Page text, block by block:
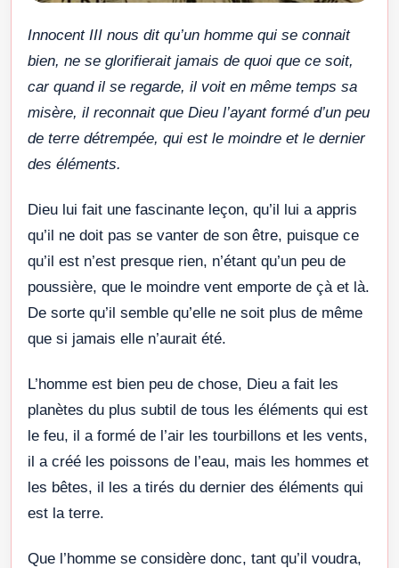
Innocent III nous dit qu’un homme qui se connait
bien, ne se glorifierait jamais de quoi que ce soit,
car quand il se regarde, il voit en même temps sa
misère, il reconnait que Dieu l’ayant formé d’un peu
de terre détrempée, qui est le moindre et le dernier
des éléments.
Dieu lui fait une fascinante leçon, qu’il lui a appris
qu’il ne doit pas se vanter de son être, puisque ce
qu’il est n’est presque rien, n’étant qu’un peu de
poussière, que le moindre vent emporte de çà et là.
De sorte qu’il semble qu’elle ne soit plus de même
que si jamais elle n’aurait été.
L’homme est bien peu de chose, Dieu a fait les
planètes du plus subtil de tous les éléments qui est
le feu, il a formé de l’air les tourbillons et les vents,
il a créé les poissons de l’eau, mais les hommes et
les bêtes, il les a tirés du dernier des éléments qui
est la terre.
Que l’homme se considère donc, tant qu’il voudra,